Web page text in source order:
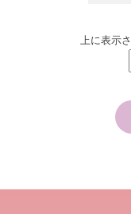
上に表示